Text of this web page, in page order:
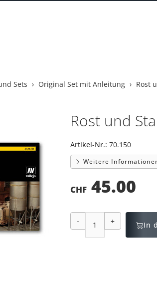
Sets Original Set mit Anleitung Rost
Rost und
Artikel-Nr.: 70.150
Weitere
CHF 45.00
- + In